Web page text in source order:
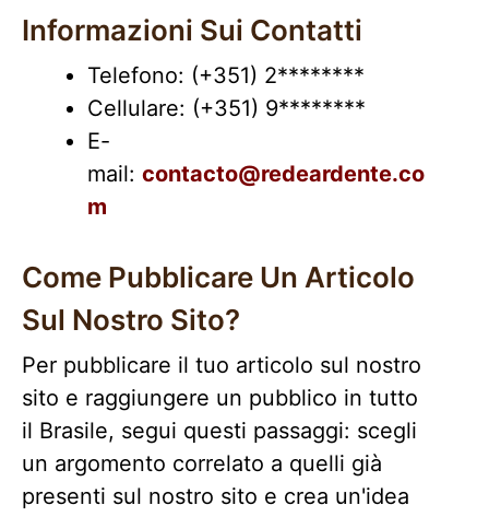
Informazioni Sui Contatti
Telefono: (+351) 2********
Cellulare: (+351) 9********
E-
mail: contacto@redeardente.co
m
Come Pubblicare Un Articolo
Sul Nostro Sito?
Per pubblicare il tuo articolo sul nostro
sito e raggiungere un pubblico in tutto
il Brasile, segui questi passaggi: scegli
un argomento correlato a quelli già
presenti sul nostro sito e crea un'idea